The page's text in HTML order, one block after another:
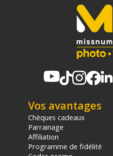
Vos avantages
Chèques cadeaux
Parrainage
Affiliation
Programme de fidélité